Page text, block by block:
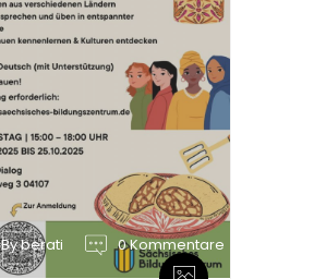
By berati 0 Kommentare